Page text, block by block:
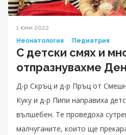
1 юни 2022
Неонатология
Педиатрия
С детски смях и
отпразнувахме
Д-р Скръц и д-р Пръц от
Куку и д-р Пипи направиха
вълшебен. Те проведоха
малчуганите, които ще